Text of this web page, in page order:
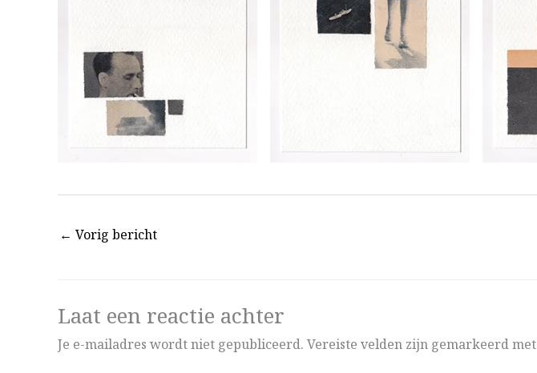
← Vorig bericht
Laat een reactie achter
Je e-mailadres wordt niet gepubliceerd. Vereiste velden zijn gemarkeerd met